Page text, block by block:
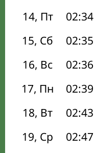
14, Пт
02:34
15, Сб
02:35
16, Вс
02:36
17, Пн
02:39
18, Вт
02:43
19, Ср
02:47